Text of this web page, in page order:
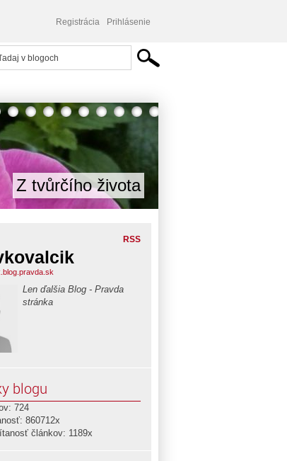
Registrácia Prihlásenie
Z tvůrčího života
RSS
Len ďalšia Blog - Pravda
stránka
blogu
724
860712x
článkov: 1189x